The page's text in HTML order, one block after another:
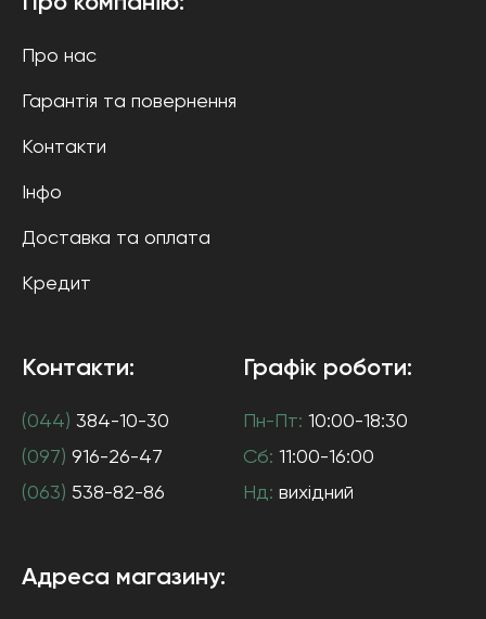
Про нас
Гарантія та повернення
Контакти
Інфо
Доставка та оплата
Кредит
Контакти:
(044) 384-10-30
(097) 916-26-47
(063) 538-82-86
Графік роботи:
Пн-Пт: 10:00-18:30
Сб: 11:00-16:00
Нд: вихідний
Адреса магазину: